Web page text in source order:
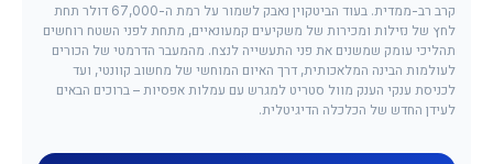
קרב רב-ממדית. בעוד הביטקוין נאבק לשמור על רמת ה-67,000 דולר תחת
לחץ של נזילות ומכירות של משקיעים קמעונאיים, מתחת לפני השטח רוחשים
תהליכי עומק שמשנים את פני התעשייה לנצח. מהמעבר הדרמטי של הכורים
לעולמות הבינה המלאכותית, דרך האיום המוחשי של מחשוב קוונטי, ועד
לכניסת ענקי הענק מוול סטריט למגרש עם עמלות אפסיות – ברוכים הבאים
לעידן החדש של הכלכלה הדיגיטלית.